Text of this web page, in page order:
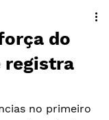
do
registra
no primeiro